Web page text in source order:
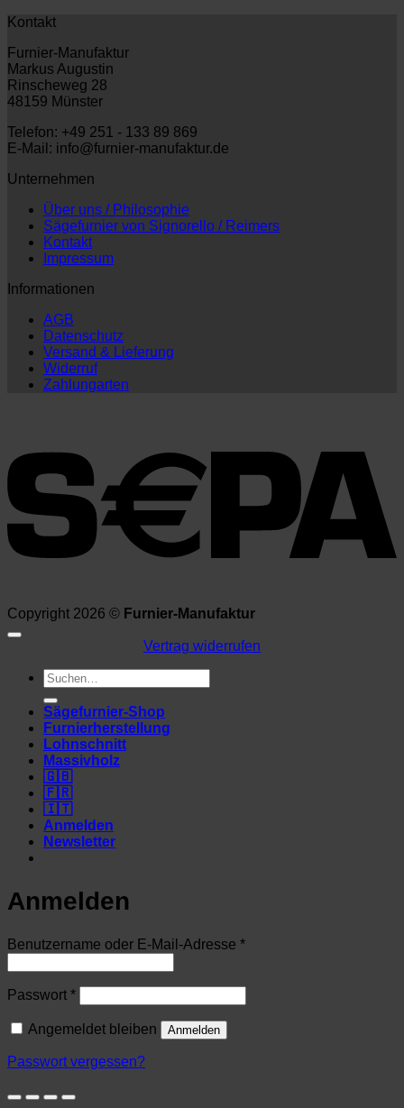
Kontakt
Furnier-Manufaktur
Markus Augustin
Rinscheweg 28
48159 Münster
Telefon: +49 251 - 133 89 869
E-Mail: info@furnier-manufaktur.de
Unternehmen
Über uns / Philosophie
Sägefurnier von Signorello / Reimers
Kontakt
Impressum
Informationen
AGB
Datenschutz
Versand & Lieferung
Widerruf
Zahlungarten
Copyright 2026 © Furnier-Manufaktur
Vertrag widerrufen
Suchen
nach:
Sägefurnier-Shop
Furnierherstellung
Lohnschnitt
Massivholz
🇬🇧
🇫🇷
🇮🇹
Anmelden
Newsletter
Anmelden
Benutzername oder E-Mail-Adresse *Erforderlich
Passwort *Erforderlich
Angemeldet bleiben Anmelden
Passwort vergessen?